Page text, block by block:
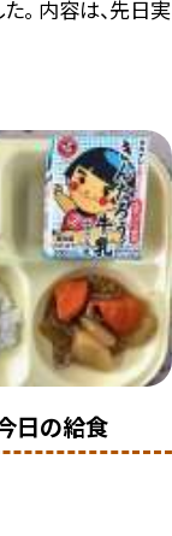
。 内容は、先日実
日の給食